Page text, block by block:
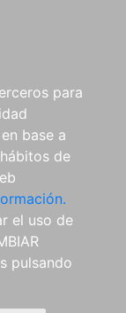
para
base a
de
el uso de
pulsando